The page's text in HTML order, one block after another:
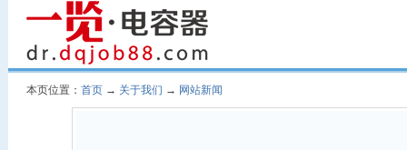
本页位置： 首页→ 关于我们 → 网站新闻